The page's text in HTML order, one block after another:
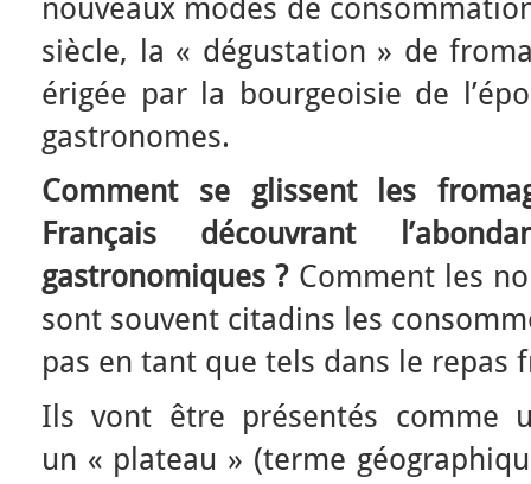
nouveaux modes de
siècle, la « dégustation » de
érigée par la bourgeoisie de
gastronomes.
Comment se glissent les
Français découvrant
gastronomiques ?Comment les
sont souvent citadins les
pas en tant que tels dans le repas
Ils vont être présentés comme
un « plateau » (terme